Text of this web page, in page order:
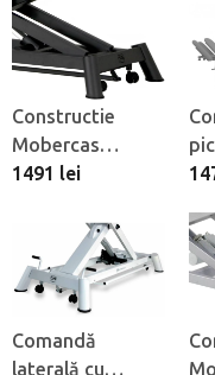
Constructie
Mobercas
antracit
1491 lei
Comandă
laterală cu